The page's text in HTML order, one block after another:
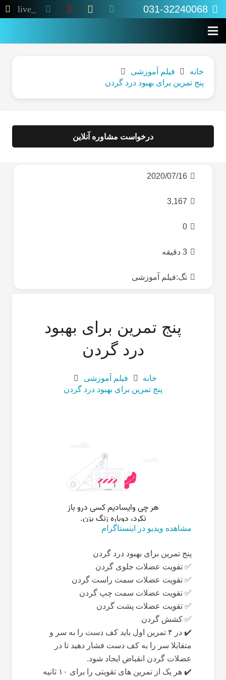
031-32240068
live_tv
خانه
فیلم آموزشی
پنج تمرین برای بهبود درد گردن
درخواست مشاوره آنلاین
2020/07/16
3,167
0
3 دقیقه
تگ:فیلم آموزشی
پنج تمرین برای بهبود
درد گردن
خانه
فیلم آموزشی
پنج تمرین برای بهبود درد گردن
مشاهده ویدیو در اینستاگرام
پنج تمرین برای بهبود درد گردن
✅ تقویت عضلات جلوی گردن
✅ تقویت عضلات سمت راست گردن
✅ تقویت عضلات سمت چپ گردن
✅ تقویت عضلات پشت گردن
✅ کشش گردن
✔️ در ۴ تمرین اول باید کف دست را به سر و
متقابلا سر را به کف دست فشار دهید تا در
عضلات گردن انقباض ایجاد شود.
✔️ هر یک از تمرین های تقویتی را برای ۱۰ ثانیه